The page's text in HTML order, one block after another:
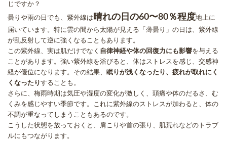
じですか？
曇りや雨の日でも、紫外線は晴れの日の60〜80％程度地上に
届いています。特に雲の間から太陽が見える「薄曇り」の日は、紫外線
が乱反射して逆に強くなることもあります。
この紫外線、実は肌だけでなく 自律神経や体の回復力にも影響を与える
ことがあります。強い紫外線を浴びると、体はストレスを感じ、交感神
経が優位になります。その結果、
眠りが浅くなったり、疲れが取れにく
くなったりすることも。
さらに、梅雨時期は気圧や湿度の変化が激しく、頭痛や体のだるさ、む
くみを感じやすい季節です。これに紫外線のストレスが加わると、体の
不調が重なってしまうこともあるのです。
こうした状態を放っておくと、肩こりや首の張り、肌荒れなどのトラブ
ルにもつながります。